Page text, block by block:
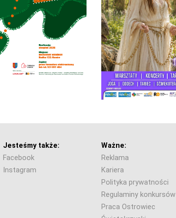
Jesteśmy także:
Facebook
Instagram
Ważne:
Reklama
Kariera
Polityka prywatności
Regulaminy konkursów
Praca Ostrowiec